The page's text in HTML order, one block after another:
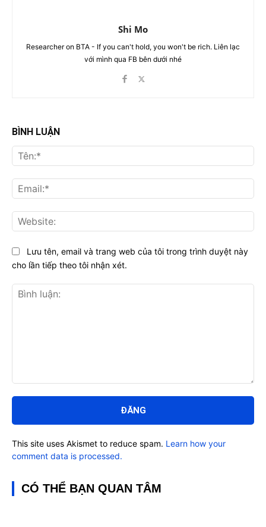
Shi Mo
Researcher on BTA - If you can't hold, you won't be rich. Liên lạc
với mình qua FB bên dưới nhé
BÌNH LUẬN
luận:
Lưu tên, email và trang web của tôi trong trình duyệt này
cho lần tiếp theo tôi nhận xét.
This site uses Akismet to reduce spam. Learn how your
comment data is processed.
CÓ THỂ BẠN QUAN TÂM